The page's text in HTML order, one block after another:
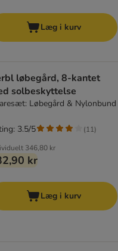
Læg i kurv
løbegård, 8-kantet
solbeskyttelse
Løbegård & Nylonbund
346,80 kr
kr
3.5/5 (11)
Læg i kurv